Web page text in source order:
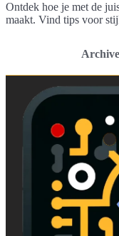
Ontdek hoe je met de
maakt. Vind tips voor